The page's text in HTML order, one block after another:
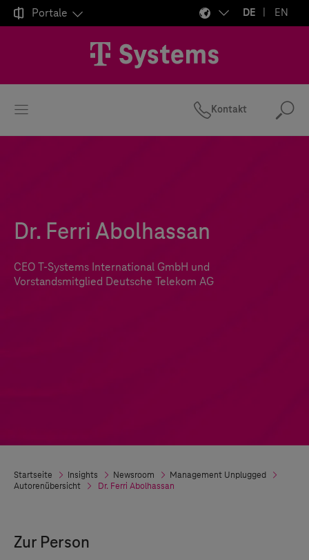
 Portale DE EN
Kontakt
Dr. Ferri Abolhassan
CEO T-Systems International GmbH und
Vorstandsmitglied Deutsche Telekom AG
Startseite Insights Newsroom
Management Unplugged
Autorenübersicht
Dr. Ferri Abolhassan
Zur Person